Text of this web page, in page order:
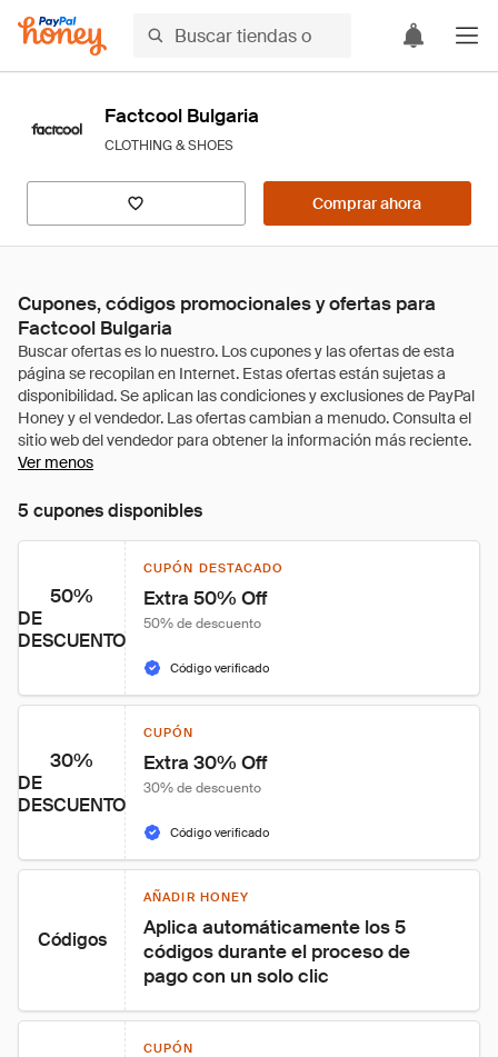
Factcool Bulgaria
CLOTHING & SHOES
Comprar ahora
Cupones, códigos promocionales y ofertas para
Factcool Bulgaria
Ver menos
5 cupones disponibles
50%
DE
DESCUENTO
CUPÓN DESTACADO
Extra 50% Off
50% de descuento
Código verificado
30%
DE
DESCUENTO
CUPÓN
Extra 30% Off
30% de descuento
Código verificado
Códigos
AÑADIR HONEY
Aplica automáticamente los 5
códigos durante el proceso de
pago con un solo clic
CUPÓN